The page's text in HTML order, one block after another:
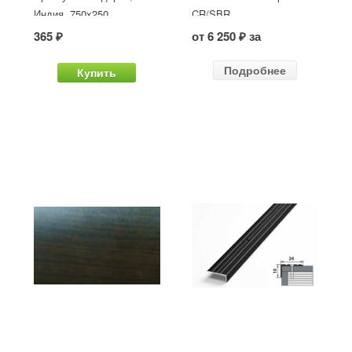
Индия, 750x250
365 ₽
Купить
CR/SBR
от 6 250 ₽ за
Подробнее